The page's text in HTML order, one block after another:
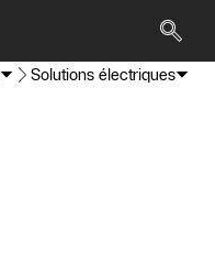
Solutions électriques